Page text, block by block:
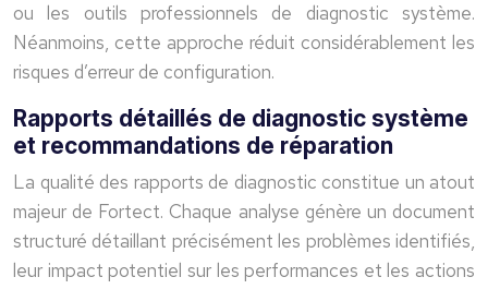
ou les outils professionnels de diagnostic système.
Néanmoins, cette approche réduit considérablement les
risques d’erreur de configuration.
Rapports détaillés de diagnostic système
et recommandations de réparation
La qualité des rapports de diagnostic constitue un atout
majeur de Fortect. Chaque analyse génère un document
structuré détaillant précisément les problèmes identifiés,
leur impact potentiel sur les performances et les actions